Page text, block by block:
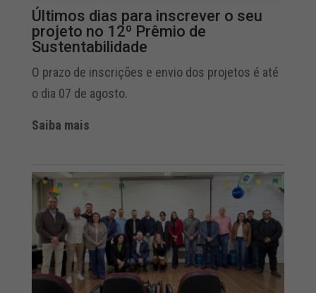
Últimos dias para inscrever o seu
projeto no 12º Prêmio de
Sustentabilidade
O prazo de inscrições e envio dos projetos é até
o dia 07 de agosto.
Saiba mais